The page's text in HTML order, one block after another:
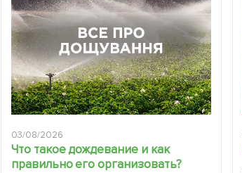
03/08/2026
Что такое дождевание и как
правильно его организовать?